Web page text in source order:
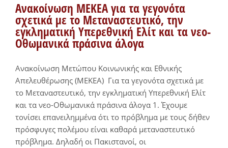
Ανακοίνωση ΜΕΚΕΑ για τα γεγονότα
σχετικά με το Μεταναστευτικό, την
εγκληματική Υπερεθνική Ελίτ και τα νεο-
Οθωμανικά πράσινα άλογα
Ανακοίνωση Μετώπου Κοινωνικής και Εθνικής
Απελευθέρωσης (ΜΕΚΕΑ) Για τα γεγονότα σχετικά με
το Μεταναστευτικό, την εγκληματική Υπερεθνική Ελίτ
και τα νεο-Οθωμανικά πράσινα άλογα 1. Έχουμε
τονίσει επανειλημμένα ότι το πρόβλημα με τους δήθεν
πρόσφυγες πολέμου είναι καθαρά μεταναστευτικό
πρόβλημα. Δηλαδή οι Πακιστανοί, οι